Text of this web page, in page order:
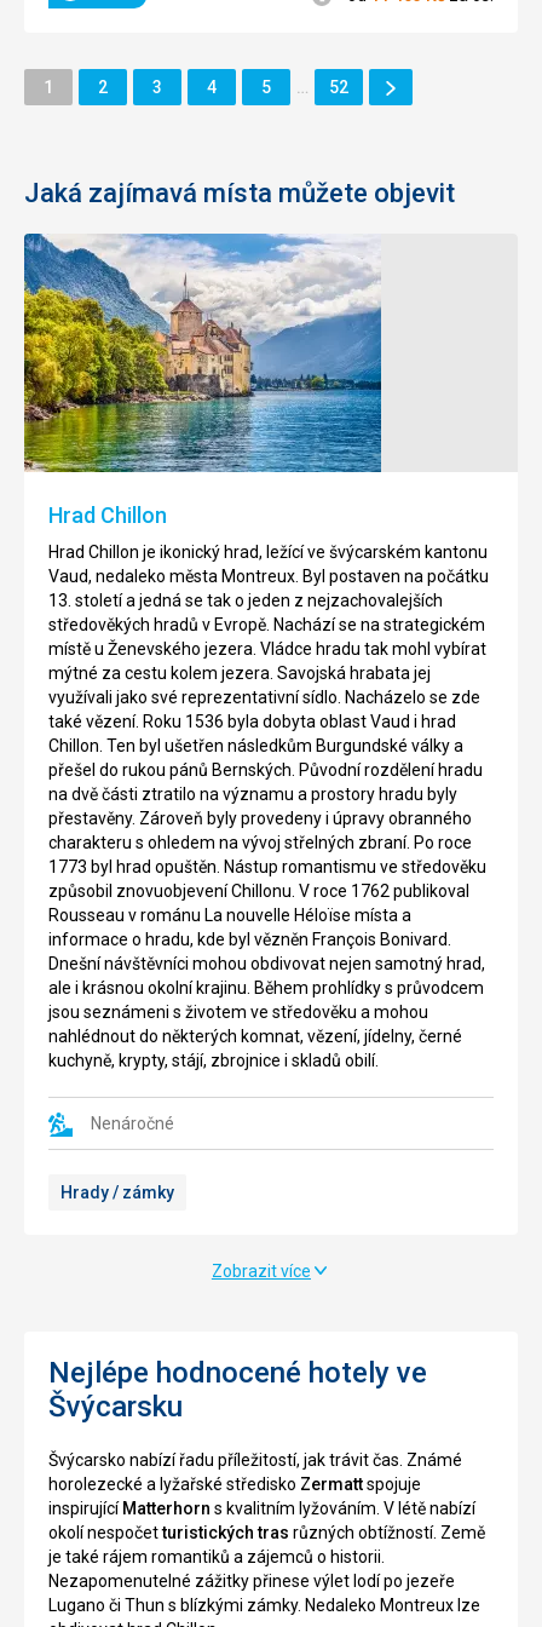
Stránka
1 Stránka
2 Stránka
3 Stránka
4 Stránka
5 … Stránka
52
Další
Stránka
Jaká zajímavá místa můžete objevit
Hrad Chillon
Hrad Chillon je ikonický hrad, ležící ve švýcarském kantonu
Vaud, nedaleko města Montreux. Byl postaven na počátku
13. století a jedná se tak o jeden z nejzachovalejších
středověkých hradů v Evropě. Nachází se na strategickém
místě u Ženevského jezera. Vládce hradu tak mohl vybírat
mýtné za cestu kolem jezera. Savojská hrabata jej
využívali jako své reprezentativní sídlo. Nacházelo se zde
také vězení. Roku 1536 byla dobyta oblast Vaud i hrad
Chillon. Ten byl ušetřen následkům Burgundské války a
přešel do rukou pánů Bernských. Původní rozdělení hradu
na dvě části ztratilo na významu a prostory hradu byly
přestavěny. Zároveň byly provedeny i úpravy obranného
charakteru s ohledem na vývoj střelných zbraní. Po roce
1773 byl hrad opuštěn. Nástup romantismu ve středověku
způsobil znovuobjevení Chillonu. V roce 1762 publikoval
Rousseau v románu La nouvelle Héloïse místa a
informace o hradu, kde byl vězněn François Bonivard.
Dnešní návštěvníci mohou obdivovat nejen samotný hrad,
ale i krásnou okolní krajinu. Během prohlídky s průvodcem
jsou seznámeni s životem ve středověku a mohou
nahlédnout do některých komnat, vězení, jídelny, černé
kuchyně, krypty, stájí, zbrojnice i skladů obilí.
Nenáročné
Hrady / zámky
Zobrazit více
Nejlépe hodnocené hotely ve
Švýcarsku
Švýcarsko nabízí řadu příležitostí, jak trávit čas. Známé
horolezecké a lyžařské středisko Zermattspojuje
inspirujícíMatterhorn s kvalitním lyžováním. V létě nabízí
okolí nespočetturistických tras různých obtížností. Země
je také rájem romantiků a zájemců o historii.
Nezapomenutelné zážitky přinese výlet lodí po jezeře
Lugano či Thun s blízkými zámky. Nedaleko Montreux lze